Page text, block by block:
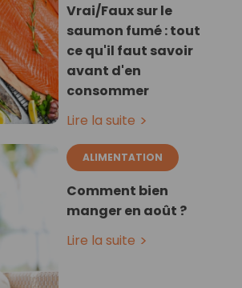
Vrai/Faux sur le
saumon fumé : tout
ce qu'il faut savoir
avant d'en
consommer
Lire la suite
ALIMENTATION
Comment bien
manger en août ?
Lire la suite